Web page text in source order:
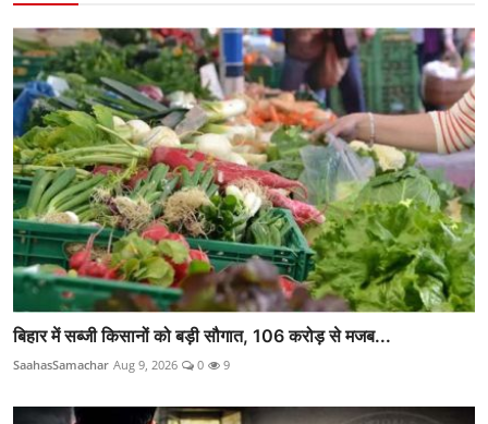
बिहार में सब्जी किसानों को बड़ी सौगात, 106 करोड़ से मजब...
SaahasSamachar Aug 9, 2026 0 9